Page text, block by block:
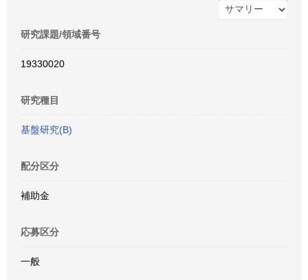
研究課題/領域番号
19330020
研究種目
基盤研究(B)
配分区分
補助金
応募区分
一般